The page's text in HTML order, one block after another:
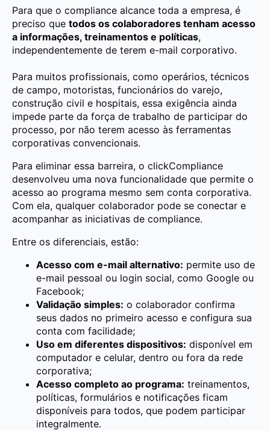
Para que o compliance alcance toda a empresa, é
preciso que todos os colaboradores tenham acesso
a informações, treinamentos e políticas,
independentemente de terem e-mail corporativo.
Para muitos profissionais, como operários, técnicos
de campo, motoristas, funcionários do varejo,
construção civil e hospitais, essa exigência ainda
impede parte da força de trabalho de participar do
processo, por não terem acesso às ferramentas
corporativas convencionais.
Para eliminar essa barreira, o clickCompliance
desenvolveu uma nova funcionalidade que permite o
acesso ao programa mesmo sem conta corporativa.
Com ela, qualquer colaborador pode se conectar e
acompanhar as iniciativas de compliance.
Entre os diferenciais, estão:
Acesso com e-mail alternativo: permite uso de
e-mail pessoal ou login social, como Google ou
Facebook;
Validação simples: o colaborador confirma
seus dados no primeiro acesso e configura sua
conta com facilidade;
Uso em diferentes dispositivos: disponível em
computador e celular, dentro ou fora da rede
corporativa;
Acesso completo ao programa: treinamentos,
políticas, formulários e notificações ficam
disponíveis para todos, que podem participar
integralmente.